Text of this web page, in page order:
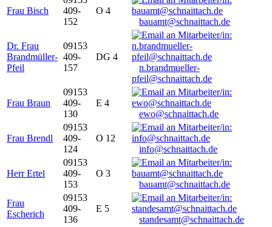
Frau Bisch
409-
152
O 4
bauamt@schnaittach.de
Dr. Frau
Brandmüller-
Pfeil
09153
409-
157
DG 4
n.brandmueller-
pfeil@schnaittach.de
Frau Braun
09153
409-
130
E 4
ewo@schnaittach.de
Frau Brendl
09153
409-
124
O 12
info@schnaittach.de
Herr Ertel
09153
409-
153
O 3
bauamt@schnaittach.de
Frau
Escherich
09153
409-
136
E 5
standesamt@schnaittach.de